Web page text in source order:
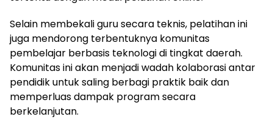
Selain membekali guru secara teknis, pelatihan ini
juga mendorong terbentuknya komunitas
pembelajar berbasis teknologi di tingkat daerah.
Komunitas ini akan menjadi wadah kolaborasi antar
pendidik untuk saling berbagi praktik baik dan
memperluas dampak program secara
berkelanjutan.